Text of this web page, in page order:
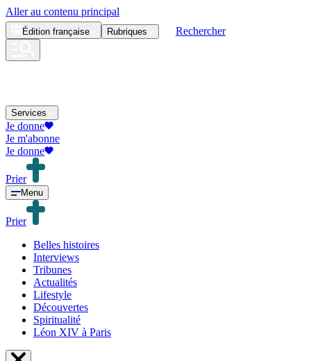
Aller au contenu principal
Édition française Rubriques Rechercher
Services
Je donne
Je m'abonne
Je donne
Prier
Menu
Prier
Belles histoires
Interviews
Tribunes
Actualités
Lifestyle
Découvertes
Spiritualité
Léon XIV à Paris